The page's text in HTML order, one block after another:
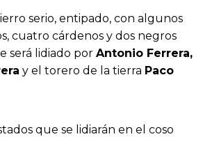
serio, entipado, con algunos
cuatro cárdenos y dos negros
será lidiado por Antonio Ferrera,
y el torero de la tierra Paco
que se lidiarán en el coso